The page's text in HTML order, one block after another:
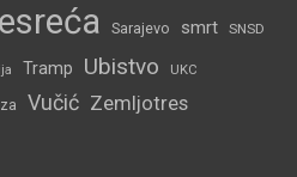
Sarajevo smrt SNSD
Tramp Ubistvo UKC
Vučić Zemljotres